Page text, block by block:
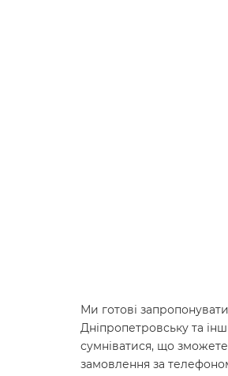
Ми готові
Дніпропетровську та
сумніватися, що
замовлення за